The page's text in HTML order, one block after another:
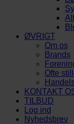
ØVRIGT
Om os
Brands
Ofte
KONTAKT
TILBUD
Log ind
Nyhedsbrev